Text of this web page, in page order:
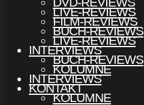
LIVE-REVIEWS
BUCH-REVIEWS
INTERVIEWS
KOLUMNE
KONTAKT
FILM-REVIEWS
LIVE-REVIEWS
BUCH-REVIEWS
INTERVIEWS
KOLUMNE